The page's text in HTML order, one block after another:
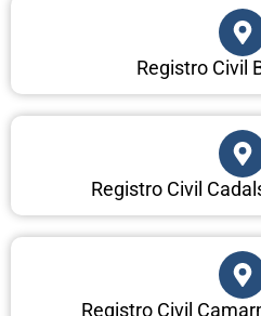
Registro Civil
Registro Civil
Registro Civil